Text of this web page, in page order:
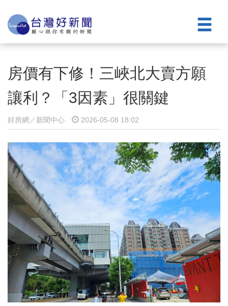
房價有下修！三峽北大賣方願
讓利？「3因素」很關鍵
好房網／新聞中心 2026-05-08 18:02